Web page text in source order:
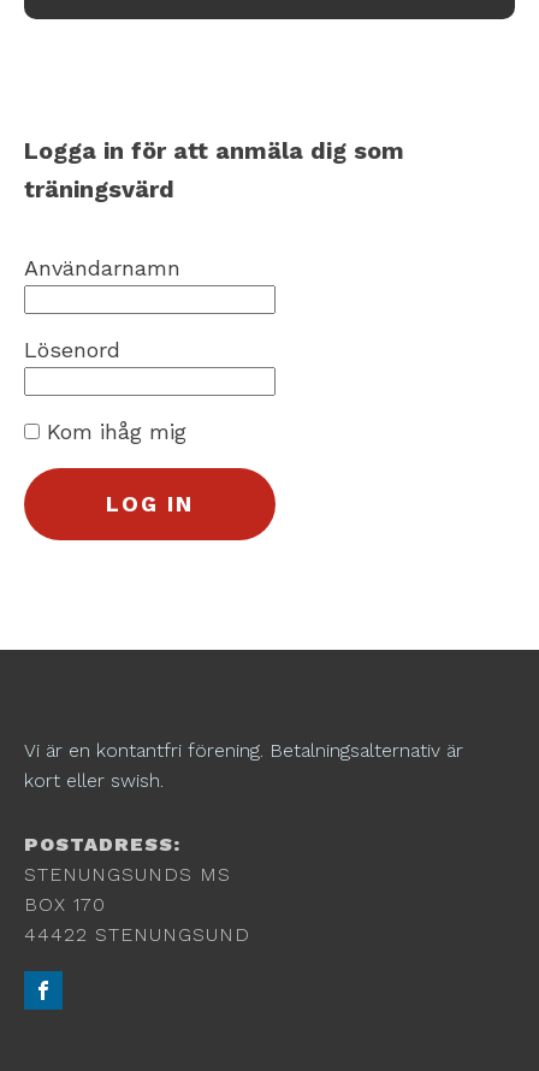
Logga in för att anmäla dig som
träningsvärd
Användarnamn
Lösenord
Kom ihåg mig
Vi är en kontantfri förening. Betalningsalternativ är
kort eller swish.
POSTADRESS:
STENUNGSUNDS MS
BOX 170
44422 STENUNGSUND